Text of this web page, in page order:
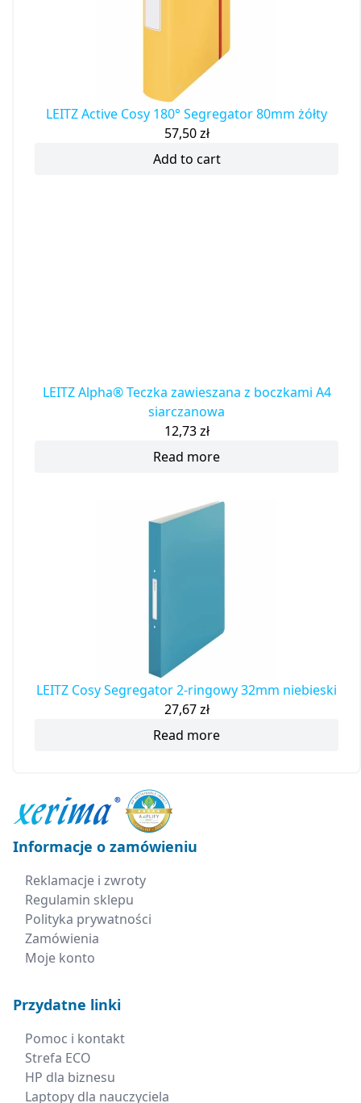
LEITZ Active Cosy 180° Segregator 80mm żółty
57,50zł
Add to cart
LEITZ Alpha® Teczka zawieszana z boczkami A4
siarczanowa
12,73zł
Read more
LEITZ Cosy Segregator 2-ringowy 32mm niebieski
27,67zł
Read more
Informacje o zamówieniu
Reklamacje i zwroty
Regulamin sklepu
Polityka prywatności
Zamówienia
Moje konto
Przydatne linki
Pomoc i kontakt
Strefa ECO
HP dla biznesu
Laptopy dla nauczyciela